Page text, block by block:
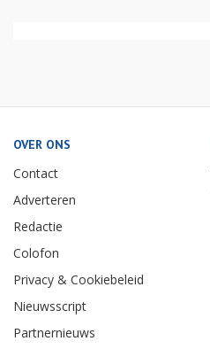
OVER ONS
Contact
Adverteren
Redactie
Colofon
Privacy & Cookiebeleid
Nieuwsscript
Partnernieuws